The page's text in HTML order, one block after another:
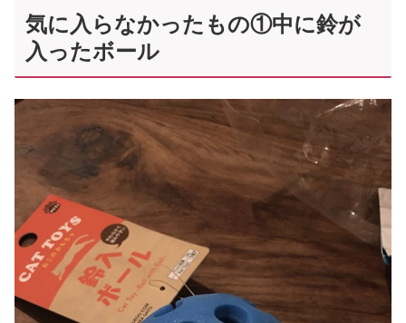
気に入らなかったもの①中に鈴が
入ったボール